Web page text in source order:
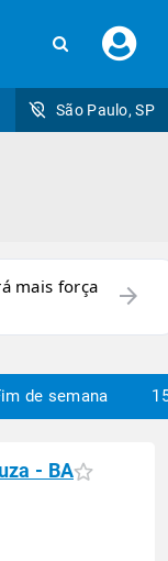
seu
São Paulo, SP
mais força
arrow_forward
de semana
- BA